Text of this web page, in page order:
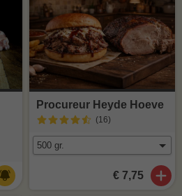
Procureur Heyde Hoeve
(16)
€ 7,75